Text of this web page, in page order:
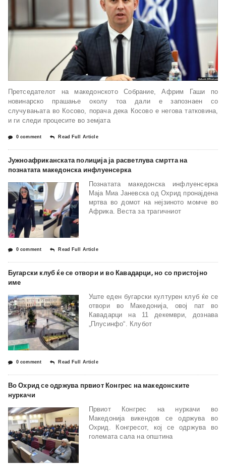
Претседателот на македонското Собрание, Африм Гаши по
новинарско прашање околу тоа дали е запознаен со
случувањата во Косово, порача дека Косово е негова татковина,
и ги следи процесите во земјата
0 comment Read Full Article
Јужноафриканската полиција ја расветлува смртта на
познатата македонска инфлуенсерка
Познатата македонска инфлуенсерка
Маја Миа Јаневска од Охрид пронајдена
мртва во домот на нејзиното момче во
Африка. Веста за трагичниот
0 comment Read Full Article
Бугарски клуб ќе се отвори и во Кавадарци, но со пристојно
име
Уште еден бугарски културен клуб ќе се
отвори во Македонија, овој пат во
Кавадарци на 11 декември, дознава
„Плусинфо“. Клубот
0 comment Read Full Article
Во Охрид се одржува првиот Конгрес на македонските
нуркачи
Првиот Конгрес на нуркачи во
Македонија викендов се одржува во
Охрид. Конгресот, кој се одржува во
големата сала на општина